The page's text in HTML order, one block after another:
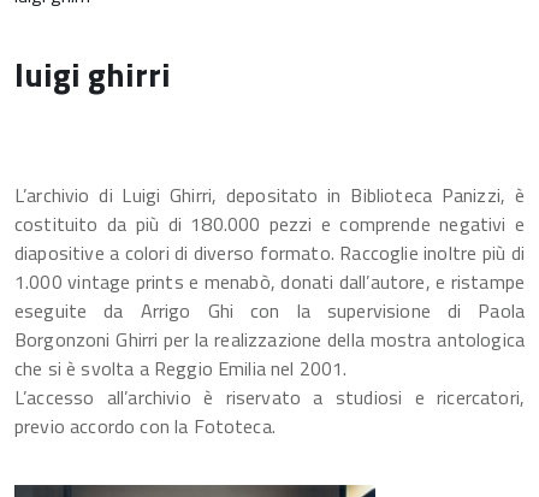
luigi ghirri
L’archivio di Luigi Ghirri, depositato in Biblioteca Panizzi, è
costituito da più di 180.000 pezzi e comprende negativi e
diapositive a colori di diverso formato. Raccoglie inoltre più di
1.000 vintage prints e menabò, donati dall’autore, e ristampe
eseguite da Arrigo Ghi con la supervisione di Paola
Borgonzoni Ghirri per la realizzazione della mostra antologica
che si è svolta a Reggio Emilia nel 2001.
L’accesso all’archivio è riservato a studiosi e ricercatori,
previo accordo con la Fototeca.